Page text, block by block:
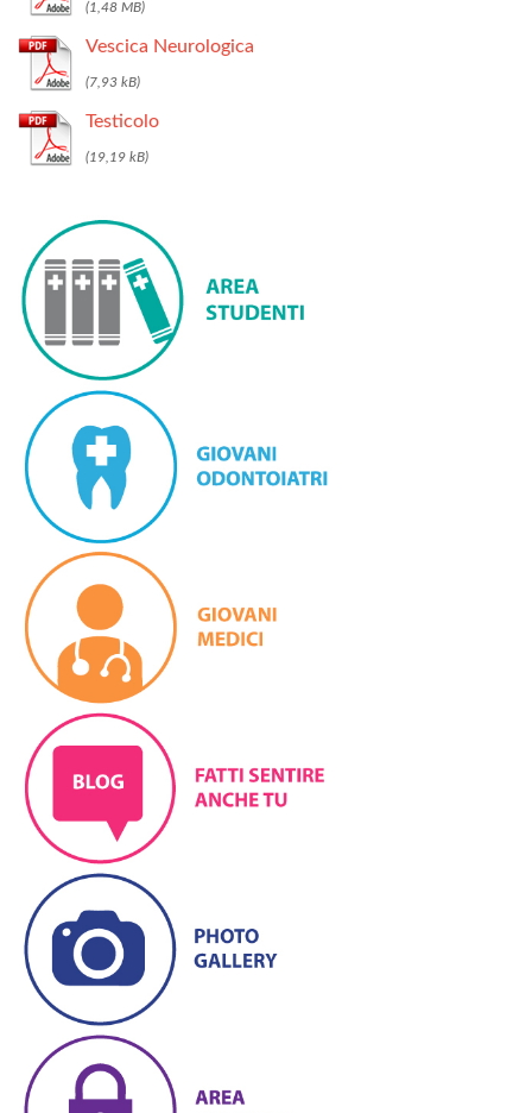
Vescica Neurologica
Testicolo